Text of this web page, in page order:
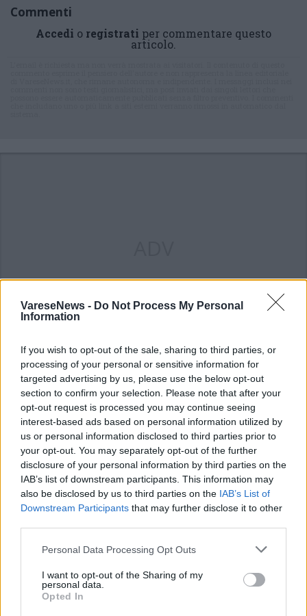
VareseNews - Do Not Process My Personal
Information
If you wish to opt-out of the sale, sharing to third parties, or
processing of your personal or sensitive information for
targeted advertising by us, please use the below opt-out
section to confirm your selection. Please note that after your
opt-out request is processed you may continue seeing
interest-based ads based on personal information utilized by
us or personal information disclosed to third parties prior to
your opt-out. You may separately opt-out of the further
disclosure of your personal information by third parties on the
IAB’s list of downstream participants. This information may
also be disclosed by us to third parties on the IAB’s List of
Downstream Participants that may further disclose it to other
Personal Data Processing Opt Outs
I want to opt-out of the Sharing of my
personal data.
Opted In
Commenti
Accedi o registrati per commentare questo
articolo.
ALTRE NOTIZIE DI BUSTO ARSIZIO